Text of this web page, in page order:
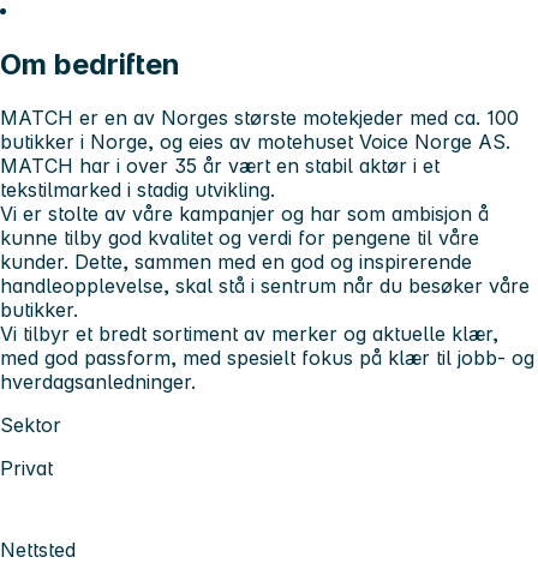
Om bedriften
MATCH er en av Norges største motekjeder med ca. 100
butikker i Norge, og eies av motehuset Voice Norge AS.
MATCH har i over 35 år vært en stabil aktør i et
tekstilmarked i stadig utvikling.
Vi er stolte av våre kampanjer og har som ambisjon å
kunne tilby god kvalitet og verdi for pengene til våre
kunder. Dette, sammen med en god og inspirerende
handleopplevelse, skal stå i sentrum når du besøker våre
butikker.
Vi tilbyr et bredt sortiment av merker og aktuelle klær,
med god passform, med spesielt fokus på klær til jobb- og
hverdagsanledninger.
Sektor
Privat
Nettsted